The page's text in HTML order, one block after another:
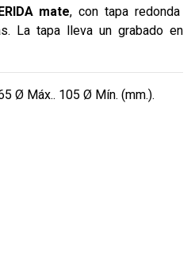
mate, con tapa redonda
La tapa lleva un grabado en
Ø Máx.. 105 Ø Mín. (mm.).